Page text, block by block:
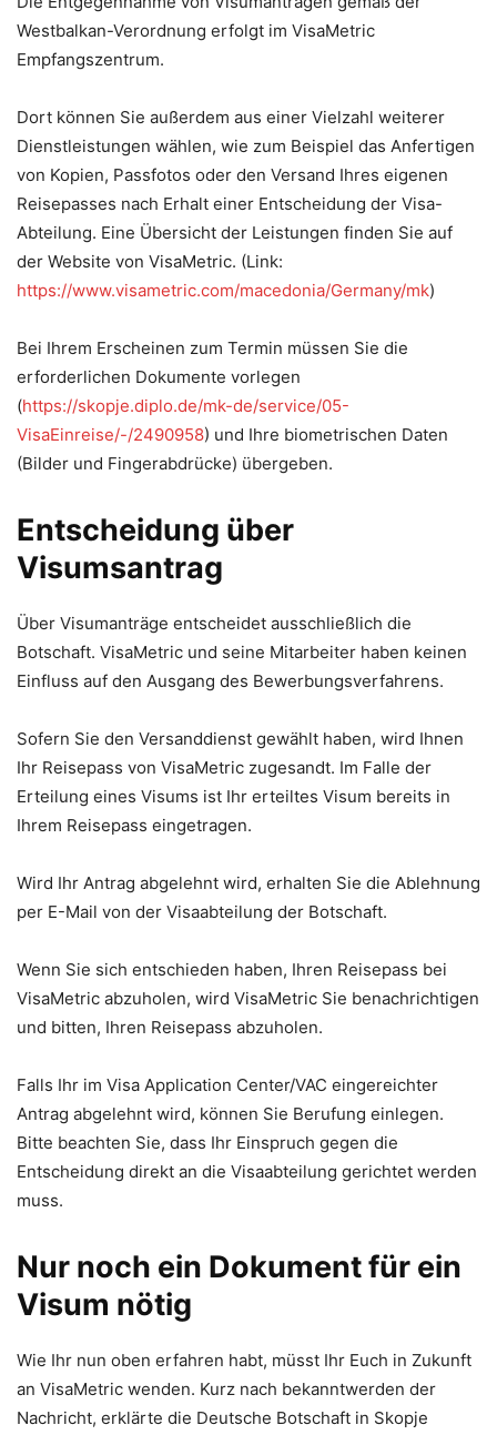
Westbalkan-Verordnung erfolgt im VisaMetric
Empfangszentrum.
Dort können Sie außerdem aus einer Vielzahl weiterer
Dienstleistungen wählen, wie zum Beispiel das Anfertigen
von Kopien, Passfotos oder den Versand Ihres eigenen
Reisepasses nach Erhalt einer Entscheidung der Visa-
Abteilung. Eine Übersicht der Leistungen finden Sie auf
der Website von VisaMetric. (Link:
https://www.visametric.com/macedonia/Germany/mk)
Bei Ihrem Erscheinen zum Termin müssen Sie die
erforderlichen Dokumente vorlegen
(https://skopje.diplo.de/mk-de/service/05-
VisaEinreise/-/2490958) und Ihre biometrischen Daten
(Bilder und Fingerabdrücke) übergeben.
Entscheidung über
Visumsantrag
Über Visumanträge entscheidet ausschließlich die
Botschaft. VisaMetric und seine Mitarbeiter haben keinen
Einfluss auf den Ausgang des Bewerbungsverfahrens.
Sofern Sie den Versanddienst gewählt haben, wird Ihnen
Ihr Reisepass von VisaMetric zugesandt. Im Falle der
Erteilung eines Visums ist Ihr erteiltes Visum bereits in
Ihrem Reisepass eingetragen.
Wird Ihr Antrag abgelehnt wird, erhalten Sie die Ablehnung
per E-Mail von der Visaabteilung der Botschaft.
Wenn Sie sich entschieden haben, Ihren Reisepass bei
VisaMetric abzuholen, wird VisaMetric Sie benachrichtigen
und bitten, Ihren Reisepass abzuholen.
Falls Ihr im Visa Application Center/VAC eingereichter
Antrag abgelehnt wird, können Sie Berufung einlegen.
Bitte beachten Sie, dass Ihr Einspruch gegen die
Entscheidung direkt an die Visaabteilung gerichtet werden
muss.
Nur noch ein Dokument für ein
Visum nötig
Wie Ihr nun oben erfahren habt, müsst Ihr Euch in Zukunft
an VisaMetric wenden. Kurz nach bekanntwerden der
Nachricht, erklärte die Deutsche Botschaft in Skopje